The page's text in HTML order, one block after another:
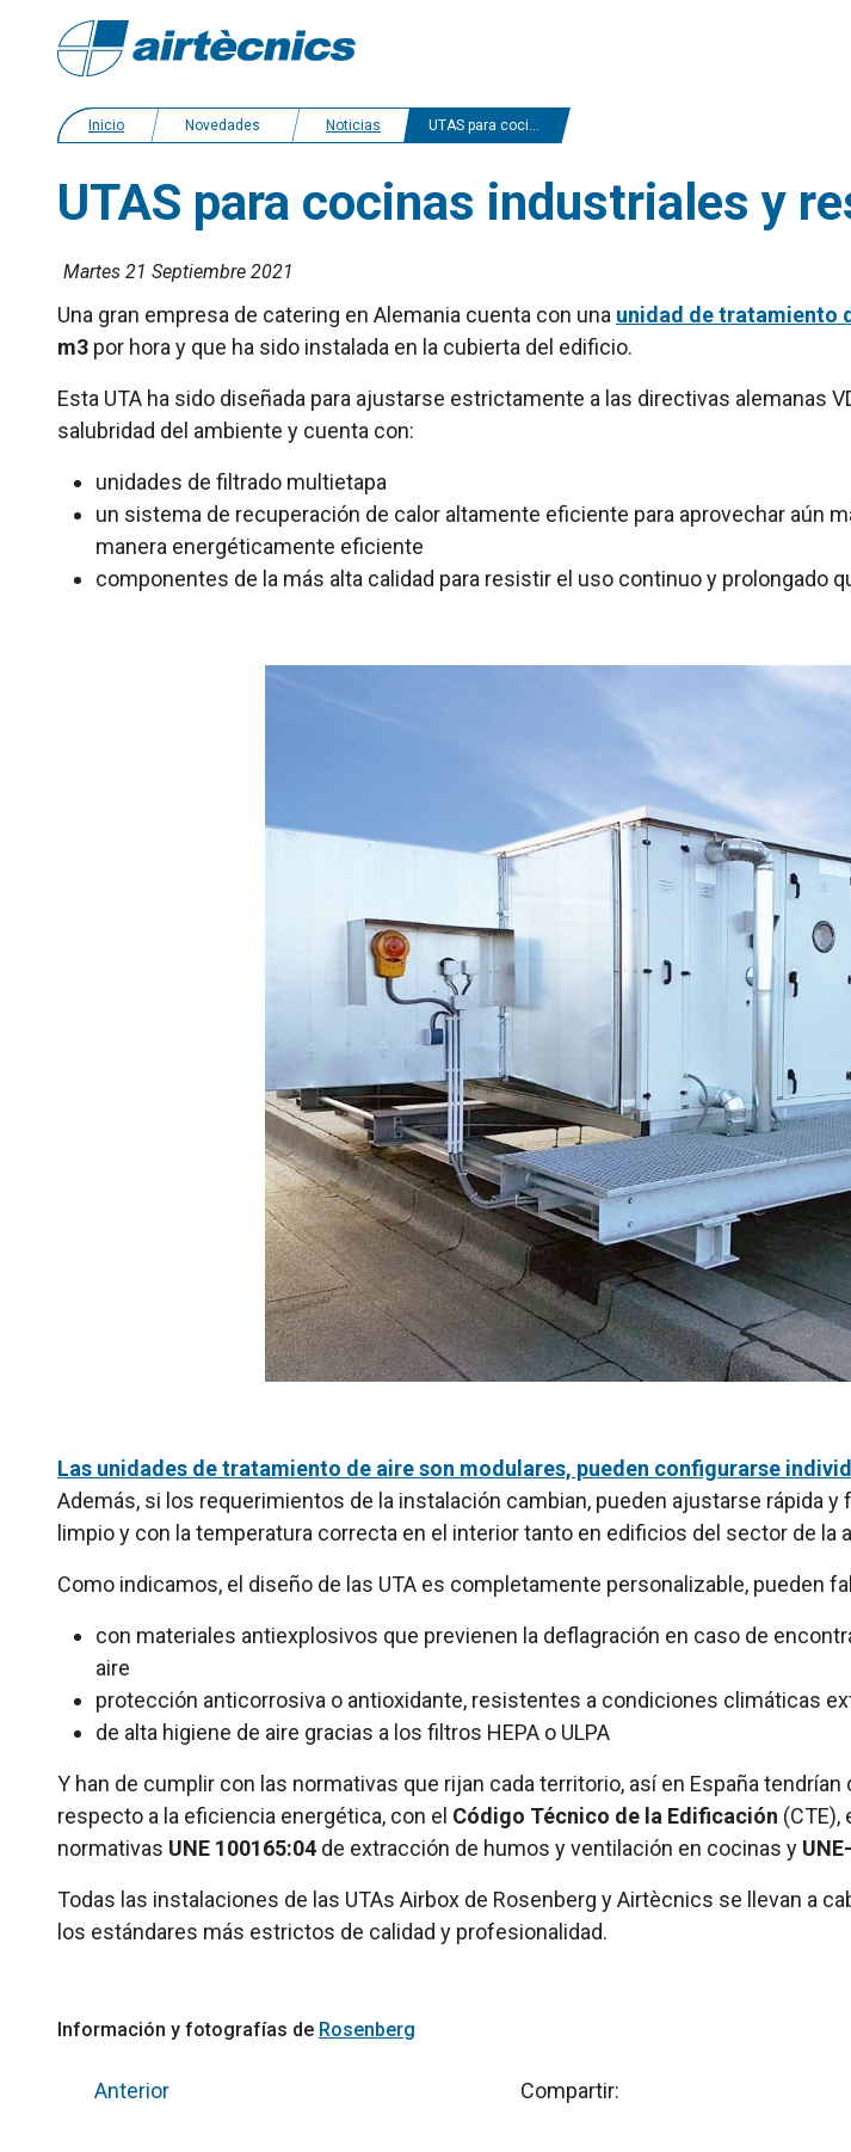
Inicio Novedades Noticias UTAS para cocinas industriales y restaurantes
UTAS para cocinas industriales y
Martes 21 Septiembre 2021
Una gran empresa de catering en Alemania cuenta con una unidad de tratamiento
m3 por hora y que ha sido instalada en la cubierta del edificio.
Esta UTA ha sido diseñada para ajustarse estrictamente a las directivas alemanas
salubridad del ambiente y cuenta con:
unidades de filtrado multietapa
un sistema de recuperación de calor altamente eficiente para aprovechar aún
manera energéticamente eficiente
componentes de la más alta calidad para resistir el uso continuo y prolongado
Las unidades de tratamiento de aire son modulares, pueden configurarse
Además, si los requerimientos de la instalación cambian, pueden ajustarse rápida
limpio y con la temperatura correcta en el interior tanto en edificios del sector de
Como indicamos, el diseño de las UTA es completamente personalizable, pueden
con materiales antiexplosivos que previenen la deflagración en caso de
aire
protección anticorrosiva o antioxidante, resistentes a condiciones climáticas
de alta higiene de aire gracias a los filtros HEPA o ULPA
Y han de cumplir con las normativas que rijan cada territorio, así en España
respecto a la eficiencia energética, con el Código Técnico de la Edificación
normativas UNE 100165:04 de extracción de humos y ventilación en cocinas y
Todas las instalaciones de las UTAs Airbox de Rosenberg y Airtècnics se llevan a
los estándares más estrictos de calidad y profesionalidad.
Información y fotografías de Rosenberg
Anterior Compartir: